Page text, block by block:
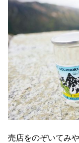
売店をのぞいてみ